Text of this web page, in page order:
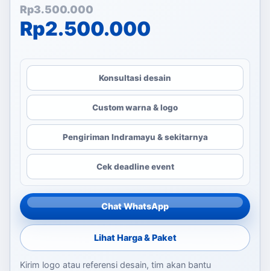
Rp3.500.000
Harga aslinya adalah:
Rp2.500.000
Harga saat ini adalah:
Konsultasi desain
Custom warna & logo
Pengiriman Indramayu & sekitarnya
Cek deadline event
Chat WhatsApp
Lihat Harga & Paket
Kirim logo atau referensi desain, tim akan bantu